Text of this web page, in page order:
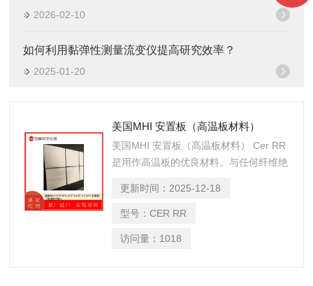
2026-02-10
如何利用黏弹性测量流变仪提高研究效率？
2025-01-20
美国MHI 安置板（高温板材料）
美国MHI 安置板（高温板材料） Cer RR
是用作高温板的优良材料。与任何纤维绝
使用寿命，因为它们在高温下具有机械和
化学稳定性。
更新时间： 2025-12-18
型号：CER RR
访问量： 1018